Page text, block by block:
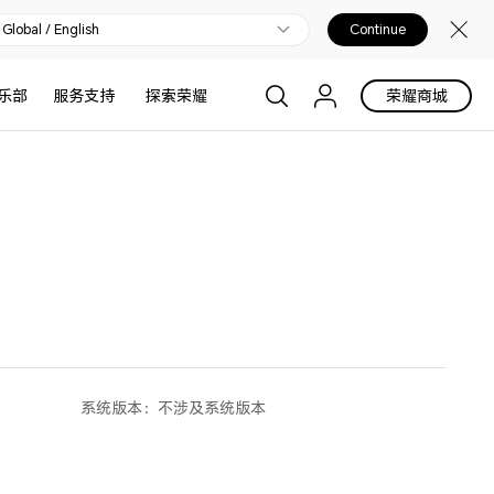
Global / English Continue
部 服务支持 探索荣耀 荣耀商城
系统版本： 不涉及系统版本